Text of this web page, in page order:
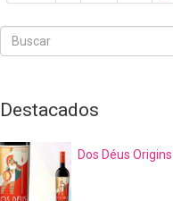
Buscar
Buscar
Destacados
Dos Déus